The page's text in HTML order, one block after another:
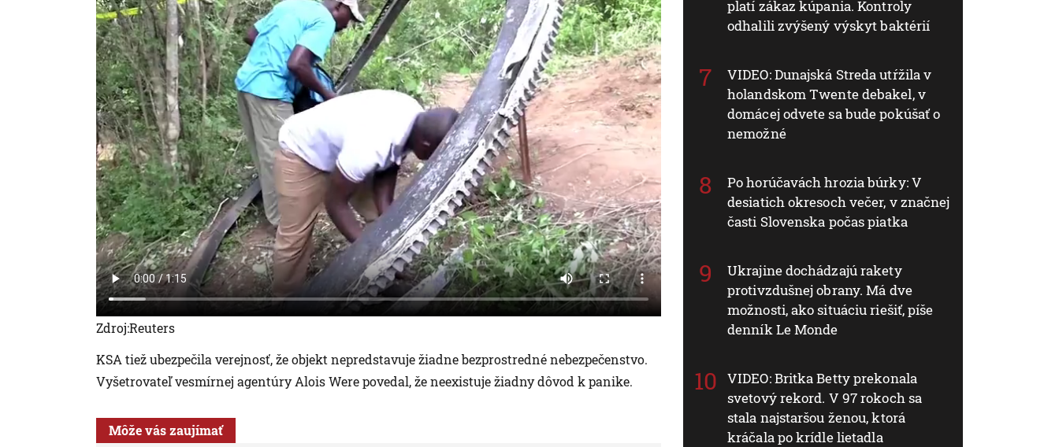
Zdroj:Reuters
KSA tiež ubezpečila verejnosť, že objekt nepredstavuje žiadne bezprostredné nebezpečenstvo.
Vyšetrovateľ vesmírnej agentúry Alois Were povedal, že neexistuje žiadny dôvod k panike.
Môže vás zaujímať
platí zákaz kúpania. Kontroly
odhalili zvýšený výskyt baktérií
VIDEO: Dunajská Streda utŕžila v
holandskom Twente debakel, v
domácej odvete sa bude pokúšať o
nemožné
Po horúčavách hrozia búrky: V
desiatich okresoch večer, v značnej
časti Slovenska počas piatka
Ukrajine dochádzajú rakety
protivzdušnej obrany. Má dve
možnosti, ako situáciu riešiť, píše
denník Le Monde
VIDEO: Britka Betty prekonala
svetový rekord. V 97 rokoch sa
stala najstaršou ženou, ktorá
kráčala po krídle lietadla